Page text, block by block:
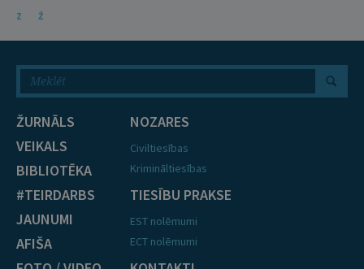
Z
Ž
ŽURNĀLS
VEIKALS
BIBLIOTĒKA
#TEIRDARBS
JAUNUMI
AFIŠA
NOZARES
Civiltiesības
Krimināltiesības
TIESĪBU PRAKSE
EST nolēmumi
ECT nolēmumi